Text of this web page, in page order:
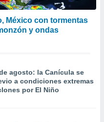
México con tormentas
y ondas
agosto: la Canícula se
a condiciones extremas
por El Niño